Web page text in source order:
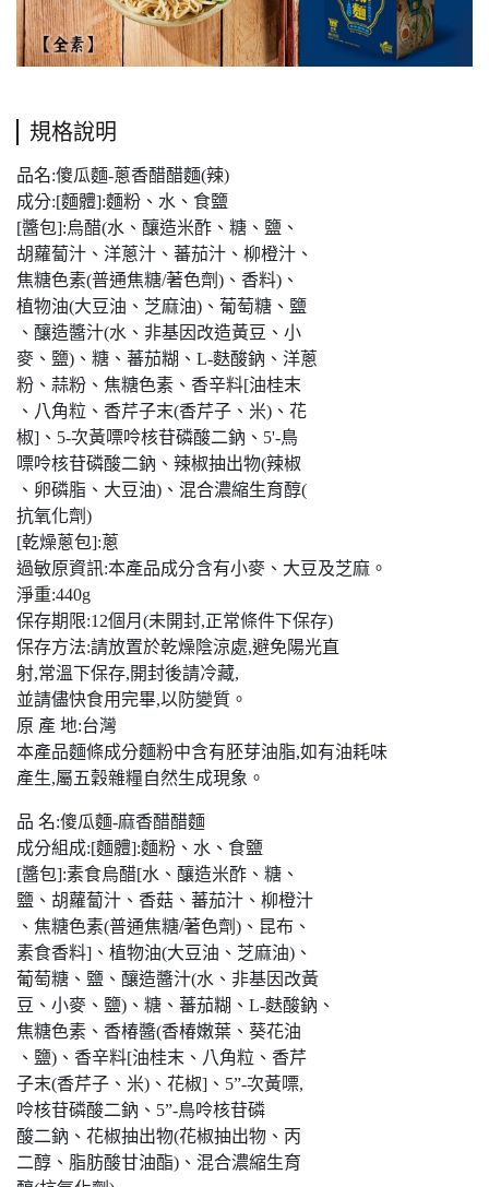
規格說明
品名:傻瓜麵-蔥香醋醋麵(辣)
成分:[麵體]:麵粉、水、食鹽
[醬包]:烏醋(水、釀造米酢、糖、鹽、
胡蘿蔔汁、洋蔥汁、蕃茄汁、柳橙汁、
焦糖色素(普通焦糖/著色劑)、香料)、
植物油(大豆油、芝麻油)、葡萄糖、鹽
、釀造醬汁(水、非基因改造黃豆、小
麥、鹽)、糖、蕃茄糊、L-麩酸鈉、洋蔥
粉、蒜粉、焦糖色素、香辛料[油桂末
、八角粒、香芹子末(香芹子、米)、花
椒]、5-次黃嘌呤核苷磷酸二鈉、5'-鳥
嘌呤核苷磷酸二鈉、辣椒抽出物(辣椒
、卵磷脂、大豆油)、混合濃縮生育醇(
抗氧化劑)
[乾燥蔥包]:蔥
過敏原資訊:本產品成分含有小麥、大豆及芝麻。
淨重:440g
保存期限:12個月(未開封,正常條件下保存)
保存方法:請放置於乾燥陰涼處,避免陽光直
射,常溫下保存,開封後請冷藏,
並請儘快食用完畢,以防變質。
原 產 地:台灣
本產品麵條成分麵粉中含有胚芽油脂,如有油耗味
產生,屬五穀雜糧自然生成現象。
品 名:傻瓜麵-麻香醋醋麵
成分組成:[麵體]:麵粉、水、食鹽
[醬包]:素食烏醋[水、釀造米酢、糖、
鹽、胡蘿蔔汁、香菇、蕃茄汁、柳橙汁
、焦糖色素(普通焦糖/著色劑)、昆布、
素食香料]、植物油(大豆油、芝麻油)、
葡萄糖、鹽、釀造醬汁(水、非基因改黃
豆、小麥、鹽)、糖、蕃茄糊、L-麩酸鈉、
焦糖色素、香椿醬(香椿嫩葉、葵花油
、鹽)、香辛料[油桂末、八角粒、香芹
子末(香芹子、米)、花椒]、5”-次黃嘌,
呤核苷磷酸二鈉、5”-鳥呤核苷磷
酸二鈉、花椒抽出物(花椒抽出物、丙
二醇、脂肪酸甘油酯)、混合濃縮生育